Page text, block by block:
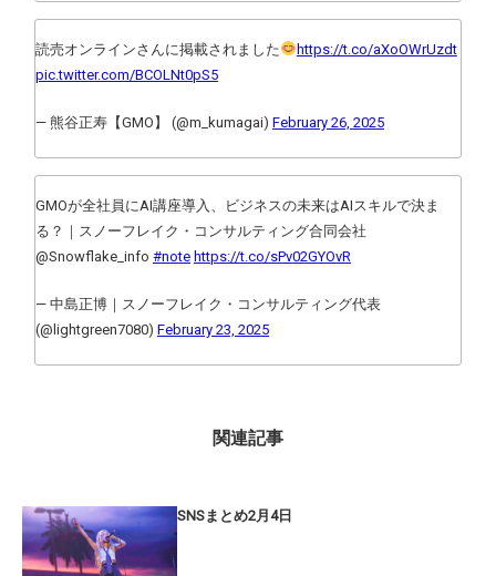
読売オンラインさんに掲載されました
https://t.co/aXoOWrUzdt
pic.twitter.com/BCOLNt0pS5
— 熊谷正寿【GMO】 (@m_kumagai) February 26, 2025
GMOが全社員にAI講座導入、ビジネスの未来はAIスキルで決ま
る？｜スノーフレイク・コンサルティング合同会社
@Snowflake_info #note https://t.co/sPv02GYOvR
— 中島正博｜スノーフレイク・コンサルティング代表
(@lightgreen7080) February 23, 2025
関連記事
SNSまとめ2月4日